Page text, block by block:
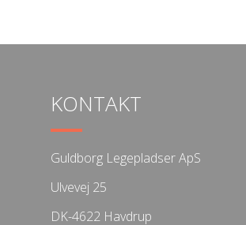
KONTAKT
Guldborg Legepladser ApS
Ulvevej 25
DK-4622 Havdrup